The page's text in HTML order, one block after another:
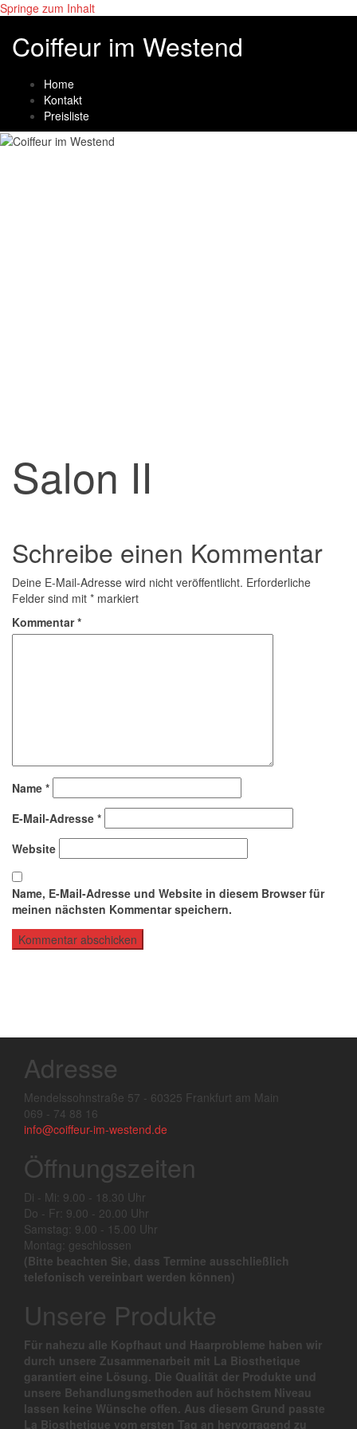
Springe zum Inhalt
Coiffeur im Westend
Home
Kontakt
Preisliste
Salon II
Schreibe einen Kommentar
Deine E-Mail-Adresse wird nicht veröffentlicht. Erforderliche
Felder sind mit * markiert
Kommentar*
Name *
E-Mail-Adresse *
Website
Name, E-Mail-Adresse und Website in diesem Browser für
meinen nächsten Kommentar speichern.
Adresse
Mendelssohnstraße 57 - 60325 Frankfurt am Main
069 - 74 88 16
info@coiffeur-im-westend.de
Öffnungszeiten
Di - Mi: 9.00 - 18.30 Uhr
Do - Fr: 9.00 - 20.00 Uhr
Samstag: 9.00 - 15.00 Uhr
Montag: geschlossen
(Bitte beachten Sie, dass Termine ausschließlich
telefonisch vereinbart werden können)
Unsere Produkte
Für nahezu alle Kopfhaut und Haarprobleme haben wir
durch unsere Zusammenarbeit mit La Biosthetique
garantiert eine Lösung. Die Qualität der Produkte und
unsere Behandlungsmethoden auf höchstem Niveau
lassen keine Wünsche offen. Aus diesem Grund passte
La Biosthetique vom ersten Tag an hervorragend zu